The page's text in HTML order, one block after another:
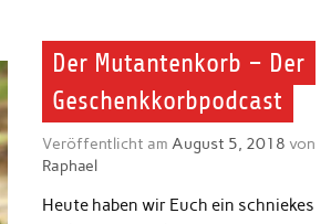
Der Mutantenkorb – Der
Geschenkkorbpodcast
Veröffentlicht am August 5, 2018 von
Raphael
Heute haben wir Euch ein schniekes